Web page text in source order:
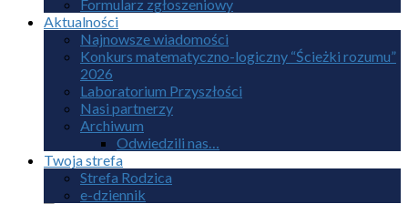
Formularz zgłoszeniowy
Aktualności
Najnowsze wiadomości
Konkurs matematyczno-logiczny “Ścieżki rozumu”
2026
Laboratorium Przyszłości
Nasi partnerzy
Archiwum
Odwiedzili nas…
Twoja strefa
Strefa Rodzica
e-dziennik